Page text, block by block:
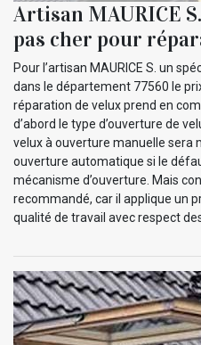
Artisan MAURICE
pas cher pour
Pour l’artisan MAURICE S. un
dans le département 77560 le
réparation de velux prend en
d’abord le type d’ouverture de
velux à ouverture manuelle sera
ouverture automatique si le
mécanisme d’ouverture. Mais
recommandé, car il applique un
qualité de travail avec respect